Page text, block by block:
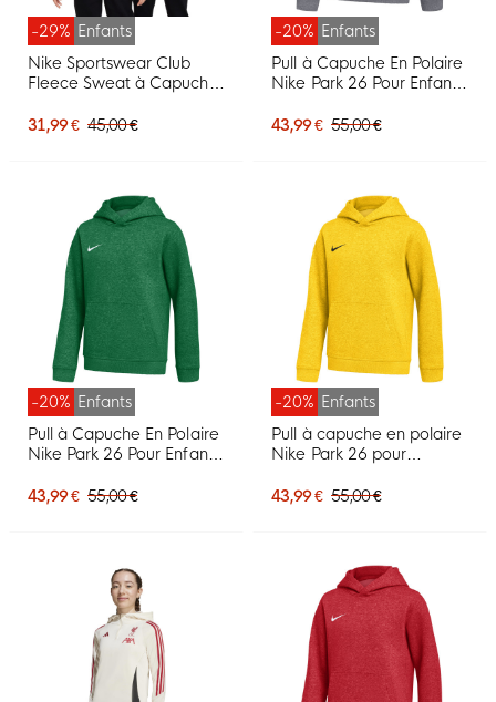
-29% Enfants
Nike Sportswear Club
Fleece Sweat à Capuche
31,99 € 45,00 €
-20% Enfants
Pull à Capuche En Polaire
Nike Park 26 Pour Enfants,
43,99 € 55,00 €
-20% Enfants
Pull à Capuche En Polaire
Nike Park 26 Pour Enfants,
43,99 € 55,00 €
-20% Enfants
Pull à capuche en polaire
Nike Park 26 pour
43,99 € 55,00 €